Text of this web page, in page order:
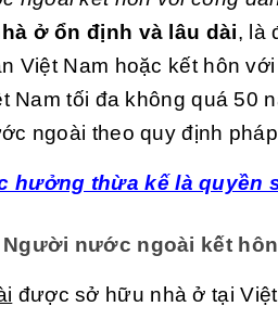
ở ổn định và lâu dài, là
Việt Nam hoặc kết hôn
Nam tối đa không quá 50
ngoài theo quy định
hưởng thừa kế là quyền
nước ngoài kết
được sở hữu nhà ở tại